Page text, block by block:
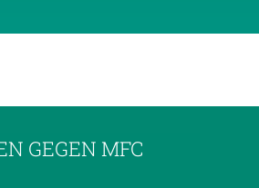
GEGEN MFC